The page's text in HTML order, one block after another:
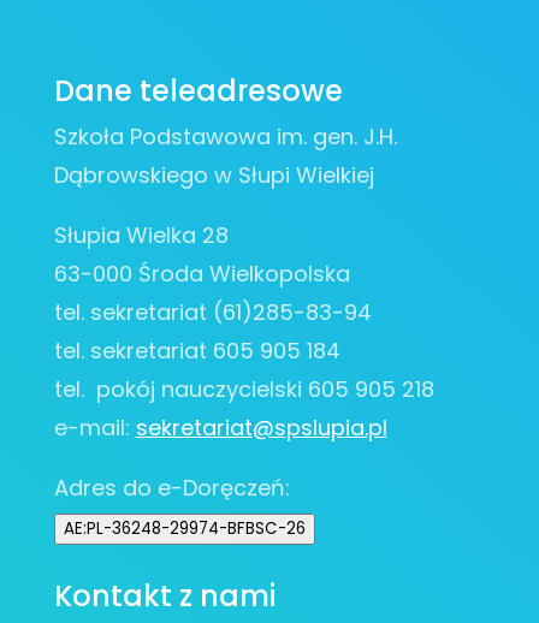
Dane teleadresowe
Szkoła Podstawowa im. gen. J.H.
Dąbrowskiego w Słupi Wielkiej
Słupia Wielka 28
63-000 Środa Wielkopolska
tel. sekretariat (61)285-83-94
tel. sekretariat 605 905 184
tel. pokój nauczycielski 605 905 218
e-mail: sekretariat@spslupia.pl
Adres do e-Doręczeń:
AE:PL-36248-29974-BFBSC-26
Kontakt z nami